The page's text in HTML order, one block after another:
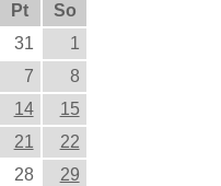
Pt
So
31
1
7
8
14
15
21
22
28
29